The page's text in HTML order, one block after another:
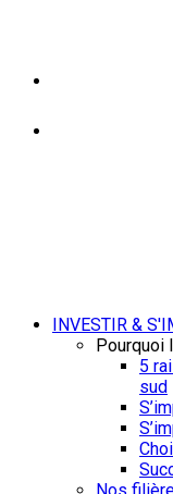
INVESTIR &
Pourquoi
5
sud